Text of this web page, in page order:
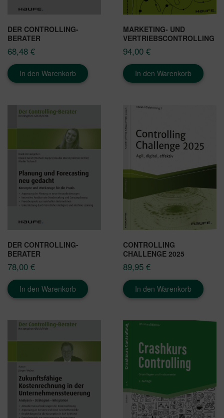
DER CONTROLLING-
BERATER
68,48 €
In den Warenkorb
MARKETING- UND
VERTRIEBSCONTROLLING
94,00 €
In den Warenkorb
DER CONTROLLING-
BERATER
78,00 €
In den Warenkorb
CONTROLLING
CHALLENGE 2025
89,95 €
In den Warenkorb